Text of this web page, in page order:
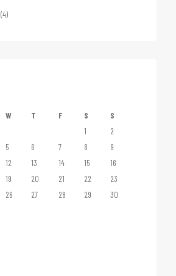
(4)
W T F S
S
1
2
5 6 7 8
9
12 13 14 15
16
19 20 21 22
23
26 27 28 29
30